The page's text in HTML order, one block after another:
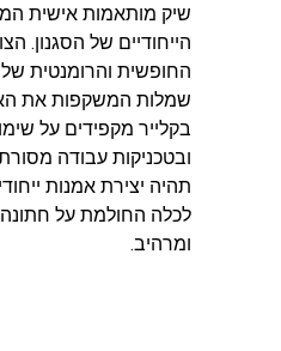
שיק מותאמות אישית
הייחודיים של הסגנון.
החופשית והרומנטית של
שמלות המשקפות את
בקלייר מקפידים על
ובטכניקות עבודה
תהיה יצירת אמנות
לכלה החולמת על חתונה
ומרהיב.